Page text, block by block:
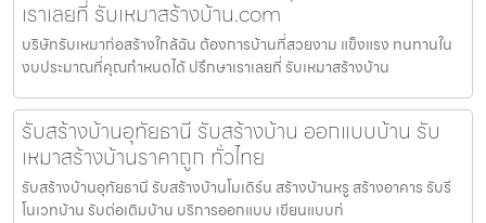
เราเลยที่ รับเหมาสร้างบ้าน.com
บริษัทรับเหมาก่อสร้างใกล้ฉัน ต้องการบ้านที่สวยงาม แข็งแรง ทนทานใน
งบประมาณที่คุณกำหนดได้ ปรึกษาเราเลยที่ รับเหมาสร้างบ้าน
รับสร้างบ้านอุทัยธานี รับสร้างบ้าน ออกแบบบ้าน รับ
เหมาสร้างบ้านราคาถูก ทั่วไทย
รับสร้างบ้านอุทัยธานี รับสร้างบ้านโมเดิร์น สร้างบ้านหรู สร้างอาคาร รับรี
โนเวทบ้าน รับต่อเติมบ้าน บริการออกแบบ เขียนแบบก่